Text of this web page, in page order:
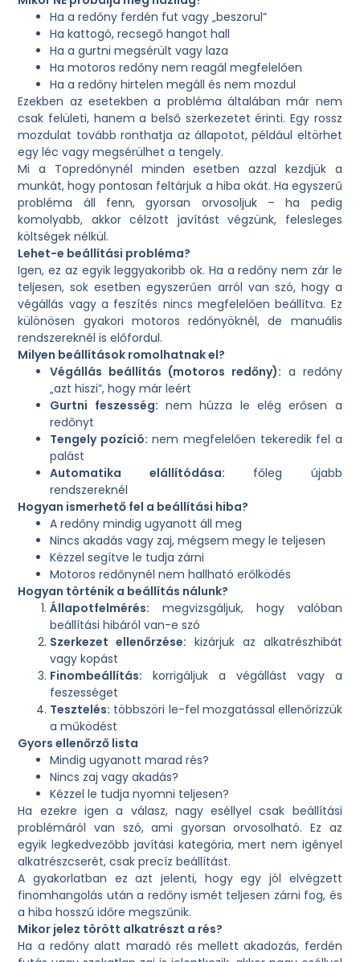
Ha a redőny ferdén fut vagy „beszorul”
Ha kattogó, recsegő hangot hall
Ha a gurtni megsérült vagy laza
Ha motoros redőny nem reagál megfelelően
Ha a redőny hirtelen megáll és nem mozdul
Ezekben az esetekben a probléma általában már nem
csak felületi, hanem a belső szerkezetet érinti. Egy rossz
mozdulat tovább ronthatja az állapotot, például eltörhet
egy léc vagy megsérülhet a tengely.
Mi a Topredőnynél minden esetben azzal kezdjük a
munkát, hogy pontosan feltárjuk a hiba okát. Ha egyszerű
probléma áll fenn, gyorsan orvosoljuk – ha pedig
komolyabb, akkor célzott javítást végzünk, felesleges
költségek nélkül.
Lehet-e beállítási probléma?
Igen, ez az egyik leggyakoribb ok. Ha a redőny nem zár le
teljesen, sok esetben egyszerűen arról van szó, hogy a
végállás vagy a feszítés nincs megfelelően beállítva. Ez
különösen gyakori motoros redőnyöknél, de manuális
rendszereknél is előfordul.
Milyen beállítások romolhatnak el?
Végállás beállítás (motoros redőny): a redőny
„azt hiszi”, hogy már leért
Gurtni feszesség: nem húzza le elég erősen a
redőnyt
Tengely pozíció: nem megfelelően tekeredik fel a
palást
Automatika elállítódása: főleg újabb
rendszereknél
Hogyan ismerhető fel a beállítási hiba?
A redőny mindig ugyanott áll meg
Nincs akadás vagy zaj, mégsem megy le teljesen
Kézzel segítve le tudja zárni
Motoros redőnynél nem hallható erőlködés
Hogyan történik a beállítás nálunk?
Állapotfelmérés: megvizsgáljuk, hogy valóban
beállítási hibáról van-e szó
Szerkezet ellenőrzése: kizárjuk az alkatrészhibát
vagy kopást
Finombeállítás: korrigáljuk a végállást vagy a
feszességet
Tesztelés: többszöri le-fel mozgatással ellenőrizzük
a működést
Gyors ellenőrző lista
Mindig ugyanott marad rés?
Nincs zaj vagy akadás?
Kézzel le tudja nyomni teljesen?
Ha ezekre igen a válasz, nagy eséllyel csak beállítási
problémáról van szó, ami gyorsan orvosolható. Ez az
egyik legkedvezőbb javítási kategória, mert nem igényel
alkatrészcserét, csak precíz beállítást.
A gyakorlatban ez azt jelenti, hogy egy jól elvégzett
finomhangolás után a redőny ismét teljesen zárni fog, és
a hiba hosszú időre megszűnik.
Mikor jelez törött alkatrészt a rés?
Ha a redőny alatt maradó rés mellett akadozás, ferdén